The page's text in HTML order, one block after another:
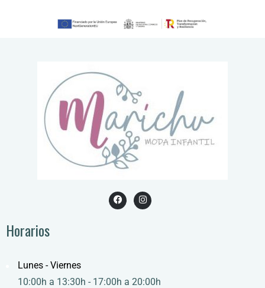
Horarios
Lunes - Viernes
10:00h a 13:30h - 17:00h a 20:00h